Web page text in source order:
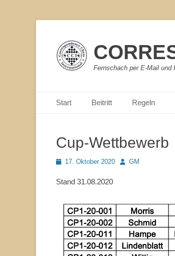
Fernschach per E-Mail und
Primärmenu
zum
Start Beitritt Regeln
Cup-Wettbewerb
Veröffentlicht
17. Oktober 2020 Autor
GM
Stand 31.08.2020